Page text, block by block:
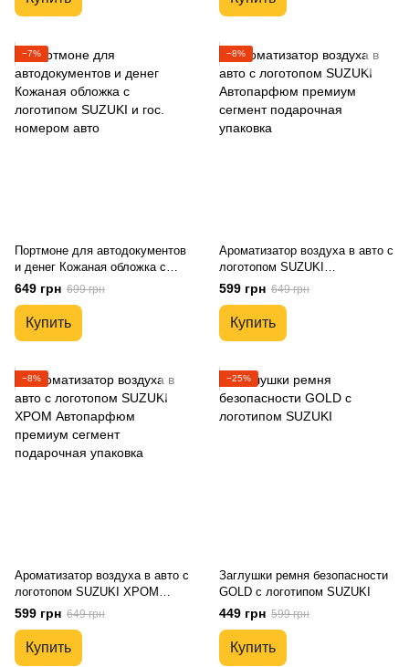
−7%
Портмоне для автодокументов
и денег Кожаная обложка с
логотипом SUZUKI и гос.
номером авто
649 грн 699 грн
Купить
−8%
Ароматизатор воздуха в авто с
логотопом SUZUKI
Автопарфюм премиум сегмент
подарочная упаковка
599 грн 649 грн
Купить
−8%
Ароматизатор воздуха в авто с
логотопом SUZUKI ХРОМ
Автопарфюм премиум сегмент
подарочная упаковка
599 грн 649 грн
Купить
−25%
Заглушки ремня безопасности
GOLD с логотипом SUZUKI
449 грн 599 грн
Купить